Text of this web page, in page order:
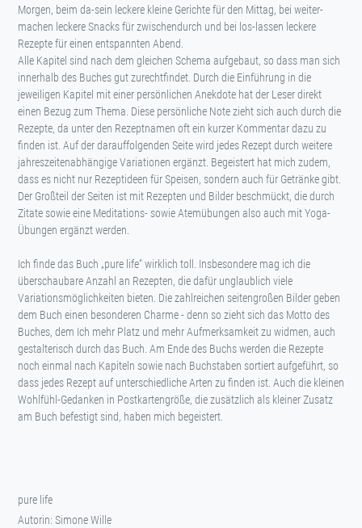
Morgen, beim da-sein leckere kleine Gerichte für den Mittag, bei weiter-
machen leckere Snacks für zwischendurch und bei los-lassen leckere
Rezepte für einen entspannten Abend.
Alle Kapitel sind nach dem gleichen Schema aufgebaut, so dass man sich
innerhalb des Buches gut zurechtfindet. Durch die Einführung in die
jeweiligen Kapitel mit einer persönlichen Anekdote hat der Leser direkt
einen Bezug zum Thema. Diese persönliche Note zieht sich auch durch die
Rezepte, da unter den Rezeptnamen oft ein kurzer Kommentar dazu zu
finden ist. Auf der darauffolgenden Seite wird jedes Rezept durch weitere
jahreszeitenabhängige Variationen ergänzt. Begeistert hat mich zudem,
dass es nicht nur Rezeptideen für Speisen, sondern auch für Getränke gibt.
Der Großteil der Seiten ist mit Rezepten und Bilder beschmückt, die durch
Zitate sowie eine Meditations- sowie Atemübungen also auch mit Yoga-
Übungen ergänzt werden.
Ich finde das Buch „pure life“ wirklich toll. Insbesondere mag ich die
überschaubare Anzahl an Rezepten, die dafür unglaublich viele
Variationsmöglichkeiten bieten. Die zahlreichen seitengroßen Bilder geben
dem Buch einen besonderen Charme - denn so zieht sich das Motto des
Buches, dem Ich mehr Platz und mehr Aufmerksamkeit zu widmen, auch
gestalterisch durch das Buch. Am Ende des Buchs werden die Rezepte
noch einmal nach Kapiteln sowie nach Buchstaben sortiert aufgeführt, so
dass jedes Rezept auf unterschiedliche Arten zu finden ist. Auch die kleinen
Wohlfühl-Gedanken in Postkartengröße, die zusätzlich als kleiner Zusatz
am Buch befestigt sind, haben mich begeistert.
pure life
Autorin: Simone Wille